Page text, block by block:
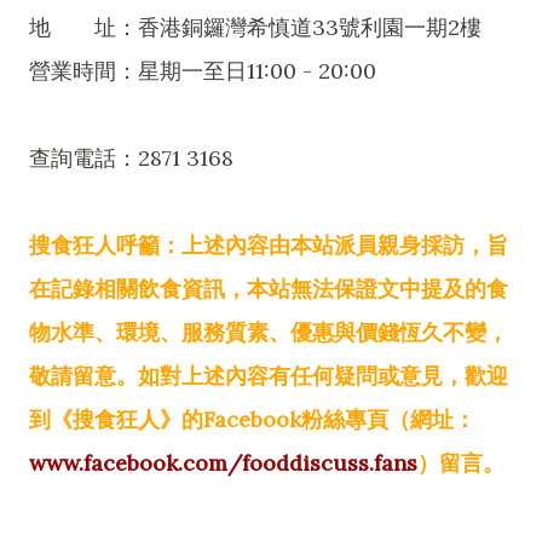
地 址：香港銅鑼灣希慎道33號利園一期2樓
營業時間：星期一至日11:00 - 20:00
查詢電話：2871 3168
搜食狂人呼籲：上述內容由本站派員親身採訪，旨
在記錄相關飲食資訊，本站無法保證文中提及的食
物水準、環境、服務質素、優惠與價錢恆久不變，
敬請留意。如對上述內容有任何疑問或意見，歡迎
到《搜食狂人》的Facebook粉絲專頁（網址：
www.facebook.com/fooddiscuss.fans）留言。